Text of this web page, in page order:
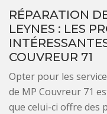
RÉPARATION
LEYNES : LES
COUVREUR 71
Opter pour les
de MP Couvreur 71
que celui-ci offre des